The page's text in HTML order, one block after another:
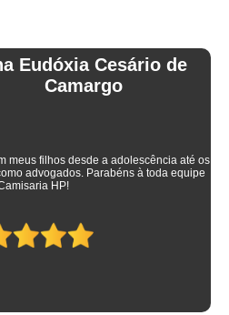
Eudóxia Cesário de
Camargo
meus filhos desde a adolescência até os
advogados. Parabéns à toda equipe
HP!